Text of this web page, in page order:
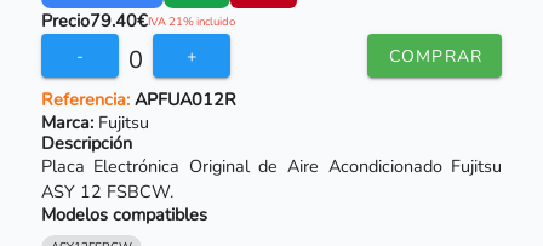
Precio79.40€IVA 21% incluido
- 0 + COMPRAR
Referencia:APFUA012R
Marca: Fujitsu
Descripción
Placa Electrónica Original de Aire Acondicionado Fujitsu
ASY 12 FSBCW.
Modelos compatibles